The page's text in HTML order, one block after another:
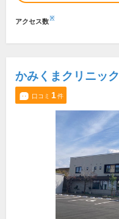
アクセス数※
かみくまクリニック
口コミ 1件